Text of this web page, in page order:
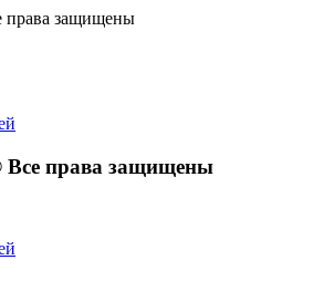
права защищены
Все права защищены